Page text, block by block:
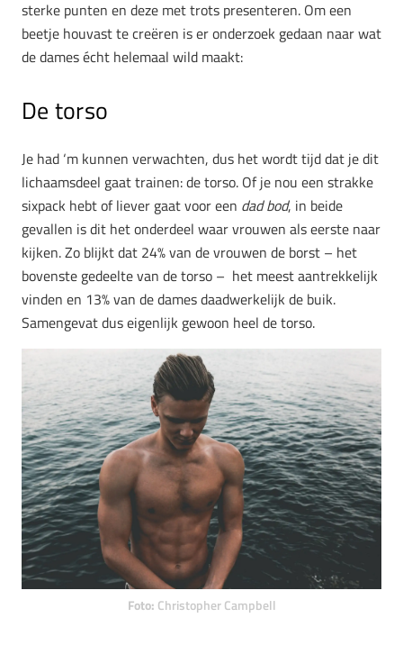
sterke punten en deze met trots presenteren. Om een
beetje houvast te creëren is er onderzoek gedaan naar wat
de dames écht helemaal wild maakt:
De torso
Je had ‘m kunnen verwachten, dus het wordt tijd dat je dit
lichaamsdeel gaat trainen: de torso. Of je nou een strakke
sixpack hebt of liever gaat voor een dad bod, in beide
gevallen is dit het onderdeel waar vrouwen als eerste naar
kijken. Zo blijkt dat 24% van de vrouwen de borst – het
bovenste gedeelte van de torso – het meest aantrekkelijk
vinden en 13% van de dames daadwerkelijk de buik.
Samengevat dus eigenlijk gewoon heel de torso.
Foto: Christopher Campbell